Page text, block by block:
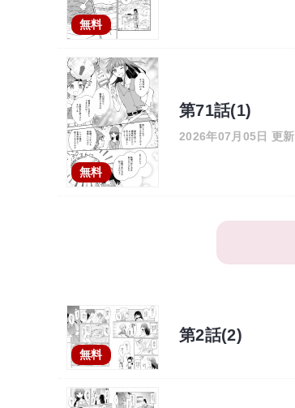
無料
無料
第71話(1)
2026年07月05日 更新
無料
第2話(2)